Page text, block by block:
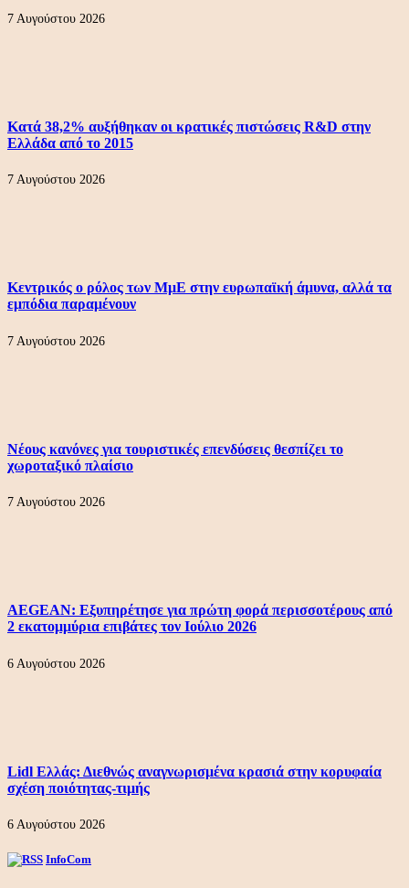
7 Αυγούστου 2026
Κατά 38,2% αυξήθηκαν οι κρατικές πιστώσεις R&D στην
Ελλάδα από το 2015
7 Αυγούστου 2026
Κεντρικός ο ρόλος των ΜμΕ στην ευρωπαϊκή άμυνα, αλλά τα
εμπόδια παραμένουν
7 Αυγούστου 2026
Νέους κανόνες για τουριστικές επενδύσεις θεσπίζει το
χωροταξικό πλαίσιο
7 Αυγούστου 2026
AEGEAN: Εξυπηρέτησε για πρώτη φορά περισσοτέρους από
2 εκατομμύρια επιβάτες τον Ιούλιο 2026
6 Αυγούστου 2026
Lidl Ελλάς: Διεθνώς αναγνωρισμένα κρασιά στην κορυφαία
σχέση ποιότητας-τιμής
6 Αυγούστου 2026
InfoCom